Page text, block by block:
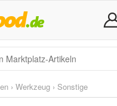
› Werkzeug › Sonstige